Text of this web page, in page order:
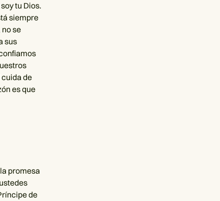
tu Dios.
siempre
no se
sus
de
es que
promesa
de